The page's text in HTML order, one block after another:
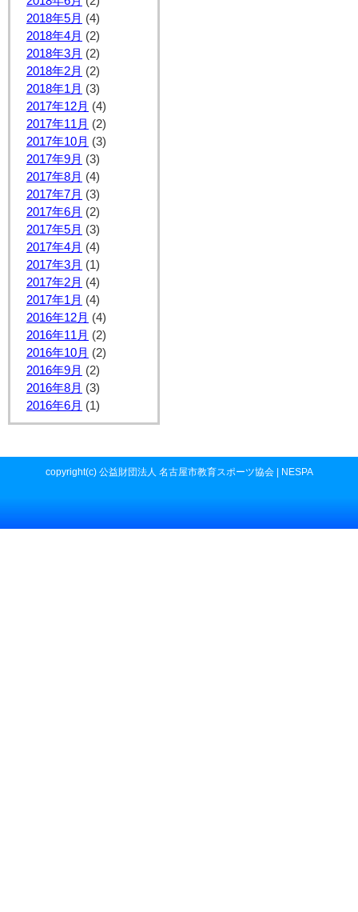
2018年5月 (4)
2018年4月 (2)
2018年3月 (2)
2018年2月 (2)
2018年1月 (3)
2017年12月 (4)
2017年11月 (2)
2017年10月 (3)
2017年9月 (3)
2017年8月 (4)
2017年7月 (3)
2017年6月 (2)
2017年5月 (3)
2017年4月 (4)
2017年3月 (1)
2017年2月 (4)
2017年1月 (4)
2016年12月 (4)
2016年11月 (2)
2016年10月 (2)
2016年9月 (2)
2016年8月 (3)
2016年6月 (1)
copyright(c) 公益財団法人 名古屋市教育スポーツ協会 | NESPA